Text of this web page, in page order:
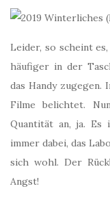
Leider, so scheint
häufiger in der
das Handy zugegen.
Filme belichtet.
Quantität an, ja. Es
immer dabei, das
sich wohl. Der
Angst!